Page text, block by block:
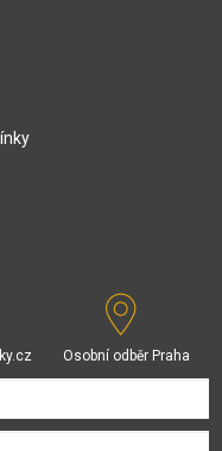
Osobní odběr Praha